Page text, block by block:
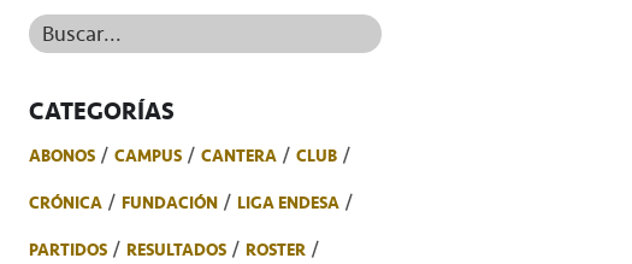
Buscar...
CATEGORÍAS
ABONOS CAMPUS CANTERA
CLUB
CRÓNICA
FUNDACIÓN
LIGA ENDESA
PARTIDOS
RESULTADOS
ROSTER